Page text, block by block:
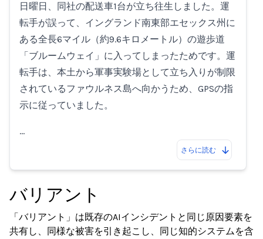
日曜日、同社の配送車1台が立ち往生しました。運
転手が誤って、イングランド南東部エセックス州に
ある全長6マイル（約9.6キロメートル）の遊歩道
「ブルームウェイ」に入ってしまったためです。運
転手は、本土から軍事実験場として立ち入りが制限
されているファウルネス島へ向かうため、GPSの指
示に従っていました。
…
さらに読む
バリアント
「バリアント」は既存のAIインシデントと同じ原因要素を
共有し、同様な被害を引き起こし、同じ知的システムを含